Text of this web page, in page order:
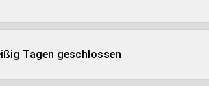
Tagen geschlossen